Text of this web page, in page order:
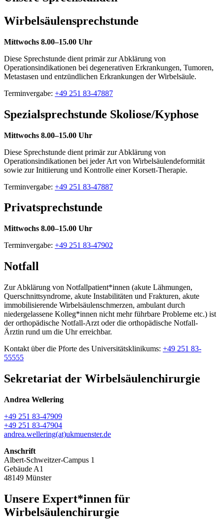
Wirbelsäulensprechstunde
Míttwochs 8.00–15.00 Uhr
Diese Sprechstunde dient primär zur Abklärung von
Operationsindikationen bei degenerativen Erkrankungen, Tumoren,
Metastasen und entzündlichen Erkrankungen der Wirbelsäule.
Terminvergabe: +49 251 83-47887
Spezialsprechstunde Skoliose/Kyphose
Mittwochs 8.00–15.00 Uhr
Diese Sprechstunde dient primär zur Abklärung von
Operationsindikationen bei jeder Art von Wirbelsäulendeformität
sowie zur Initiierung und Kontrolle einer Korsett-Therapie.
Terminvergabe: +49 251 83-47887
Privatsprechstunde
Mittwochs 8.00–15.00 Uhr
Terminvergabe: +49 251 83-47902
Notfall
Zur Abklärung von Notfallpatient*innen (akute Lähmungen,
Querschnittsyndrome, akute Instabilitäten und Frakturen, akute
immobilisierende Wirbelsäulenschmerzen, ambulant durch
niedergelassene Kolleg*innen nicht mehr führbare Probleme etc.) ist
der orthopädische Notfall-Arzt oder die orthopädische Notfall-
Ärztin rund um die Uhr erreichbar.
Kontakt über die Pforte des Universitätsklinikums: +49 251 83-
55555
Sekretariat der Wirbelsäulenchirurgie
Andrea Wellering
+49 251 83-47909
+49 251 83-47904
andrea.wellering(at)ukmuenster.de
Anschrift
Albert-Schweitzer-Campus 1
Gebäude A1
48149 Münster
Unsere Expert*innen für
Wirbelsäulenchirurgie